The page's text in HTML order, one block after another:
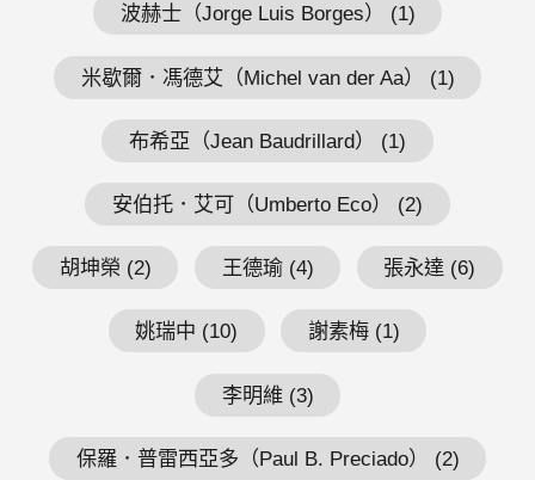
波赫士（Jorge Luis Borges） (1)
米歇爾．馮德艾（Michel van der Aa） (1)
布希亞（Jean Baudrillard） (1)
安伯托．艾可（Umberto Eco） (2)
胡坤榮 (2) 王德瑜 (4) 張永達 (6)
姚瑞中 (10) 謝素梅 (1)
李明維 (3)
保羅．普雷西亞多（Paul B. Preciado） (2)